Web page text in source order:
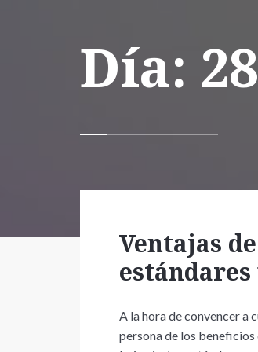
Día:
Ventajas
estándares
A la hora de convencer a
persona de los